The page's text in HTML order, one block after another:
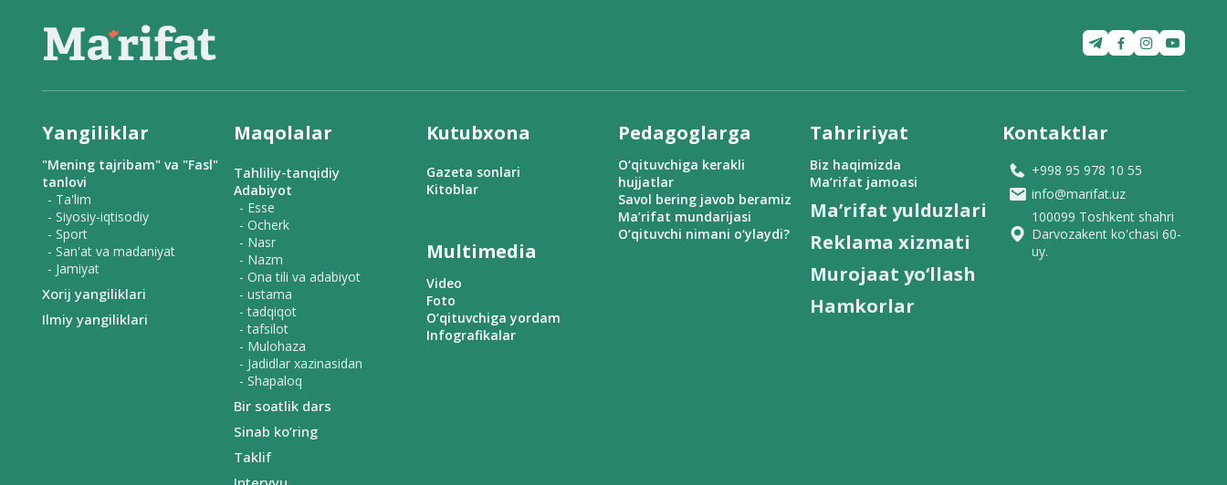
Yangiliklar
"Mening tajribam" va "Fasl"
tanlovi
- Ta'lim
- Siyosiy-iqtisodiy
- Sport
- San'at va madaniyat
- Jamiyat
Xorij yangiliklari
Ilmiy yangiliklari
Maqolalar
Tahliliy-tanqidiy
Adabiyot
- Esse
- Ocherk
- Nasr
- Nazm
- Ona tili va adabiyot
- ustama
- tadqiqot
- tafsilot
- Mulohaza
- Jadidlar xazinasidan
- Shapaloq
Bir soatlik dars
Sinab ko‘ring
Taklif
Kutubxona
Gazeta sonlari
Kitoblar
Multimedia
Video
Foto
O‘qituvchiga yordam
Infografikalar
Pedagoglarga
O‘qituvchiga kerakli
hujjatlar
Savol bering javob beramiz
Ma’rifat mundarijasi
O‘qituvchi nimani o‘ylaydi?
Tahririyat
Biz haqimizda
Ma’rifat jamoasi
Ma’rifat yulduzlari
Reklama xizmati
Murojaat yo‘llash
Hamkorlar
Kontaktlar
+998 95 978 10 55
info@marifat.uz
100099 Toshkent shahri
Darvozakent ko'chasi 60-
uy.